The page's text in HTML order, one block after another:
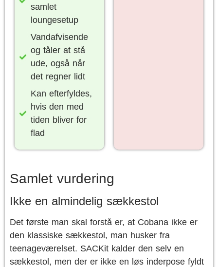
samlet
loungesetup
Vandafvisende
og tåler at stå
ude, også når
det regner lidt
Kan efterfyldes,
hvis den med
tiden bliver for
flad
Samlet vurdering
Ikke en almindelig sækkestol
Det første man skal forstå er, at Cobana ikke er
den klassiske sækkestol, man husker fra
teenageværelset. SACKit kalder den selv en
sækkestol, men der er ikke en løs inderpose fyldt